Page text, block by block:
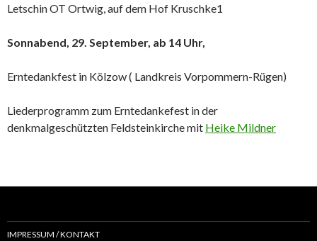
Letschin OT Ortwig, auf dem Hof Kruschke1
Sonnabend, 29. September, ab 14 Uhr,
Erntedankfest in Kölzow ( Landkreis Vorpommern-Rügen)
Liederprogramm zum Erntedankefest in der
denkmalgeschützten Feldsteinkirche mit Heike Mildner
IMPRESSUM / KONTAKT